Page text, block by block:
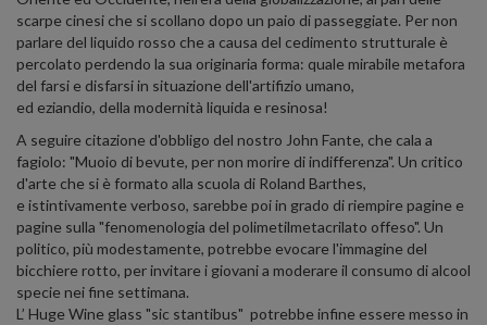
scarpe cinesi che si scollano dopo un paio di passeggiate. Per non
parlare del liquido rosso che a causa del cedimento strutturale è
percolato perdendo la sua originaria forma: quale mirabile metafora
del farsi e disfarsi in situazione dell'artifizio umano,
ed eziandio, della modernità liquida e resinosa!
A seguire citazione d'obbligo del nostro John Fante, che cala a
fagiolo: "Muoio di bevute, per non morire di indifferenza". Un critico
d'arte che si è formato alla scuola di Roland Barthes,
e istintivamente verboso, sarebbe poi in grado di riempire pagine e
pagine sulla "fenomenologia del polimetilmetacrilato offeso". Un
politico, più modestamente, potrebbe evocare l'immagine del
bicchiere rotto, per invitare i giovani a moderare il consumo di alcool
specie nei fine settimana.
L’ Huge Wine glass "sic stantibus" potrebbe infine essere messo in